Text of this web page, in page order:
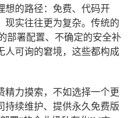
想的路径：免费、代码开
现实往往更为复杂。传统的
部署配置、不确定的安全补
人可询的窘境，这些都构成
精力摸索，不如选择一个更
持续维护、提供永久免费版